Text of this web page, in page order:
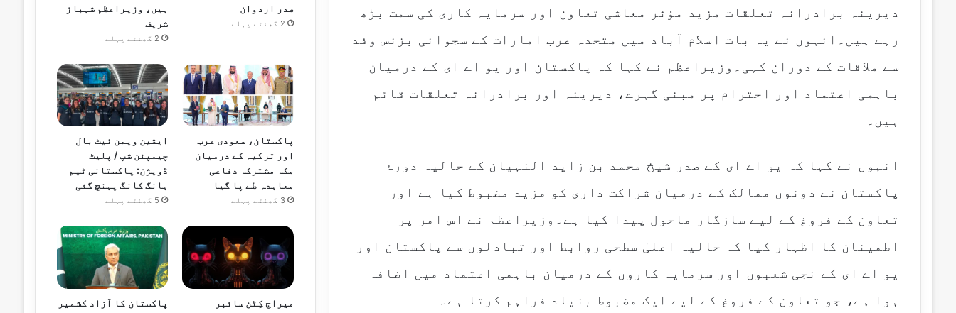
m
l
دیرینہ برادرانہ تعلقات مزید مؤثر معاشی تعاون اور سرمایہ کاری کی سمت بڑھ
رہے ہیں۔انہوں نے یہ بات اسلام آباد میں متحدہ عرب امارات کے سجوانی بزنس وفد
سے ملاقات کے دوران کہی۔وزیراعظم نے کہا کہ پاکستان اور یو اے ای کے درمیان
باہمی اعتماد اور احترام پر مبنی گہرے، دیرینہ اور برادرانہ تعلقات قائم
ہیں۔
انہوں نے کہا کہ یو اے ای کے صدر شیخ محمد بن زاید النہیان کے حالیہ دورۂ
پاکستان نے دونوں ممالک کے درمیان شراکت داری کو مزید مضبوط کیا ہے اور
تعاون کے فروغ کے لیے سازگار ماحول پیدا کیا ہے۔وزیراعظم نے اس امر پر
اطمینان کا اظہار کیا کہ حالیہ اعلیٰ سطحی روابط اور تبادلوں سے پاکستان اور
یو اے ای کے نجی شعبوں اور سرمایہ کاروں کے درمیان باہمی اعتماد میں اضافہ
ہوا ہے، جو تعاون کے فروغ کے لیے ایک مضبوط بنیاد فراہم کرتا ہے۔
صدر اردوان
2 گھنٹے پہلے
ہیں، وزیراعظم شہباز
شریف
2 گھنٹے پہلے
پاکستان، سعودی عرب
اور ترکیہ کے درمیان
مکہ مشترکہ دفاعی
معاہدہ طے پا گیا
3 گھنٹے پہلے
ایشین ویمن نیٹ بال
چیمپئن شپ / پلیٹ
ڈویژن: پاکستانی ٹیم
ہانگ کانگ پہنچ گئی
5 گھنٹے پہلے
میراج کِٹن سائبر
پاکستان کا آزاد کشمیر